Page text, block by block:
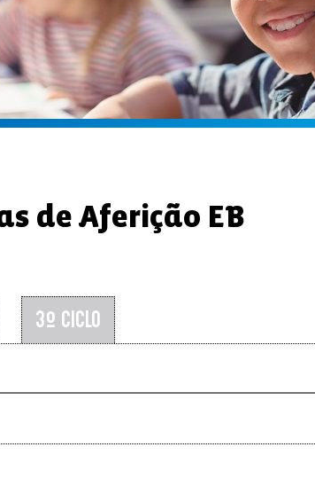
de Aferição EB
3º CICLO